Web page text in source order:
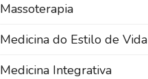
Massoterapia
Medicina do Estilo de Vida
Medicina Integrativa